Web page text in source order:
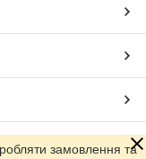
замовлення та